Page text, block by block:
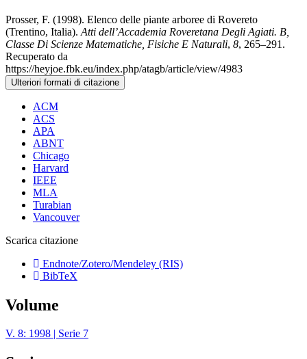
Prosser, F. (1998). Elenco delle piante arboree di Rovereto
(Trentino, Italia). Atti dell’Accademia Roveretana Degli Agiati. B,
Classe Di Scienze Matematiche, Fisiche E Naturali, 8, 265–291.
Recuperato da
https://heyjoe.fbk.eu/index.php/atagb/article/view/4983
Ulteriori formati di citazione
ACM
ACS
APA
ABNT
Chicago
Harvard
IEEE
MLA
Turabian
Vancouver
Scarica citazione
Endnote/Zotero/Mendeley (RIS)
BibTeX
Volume
V. 8: 1998 | Serie 7